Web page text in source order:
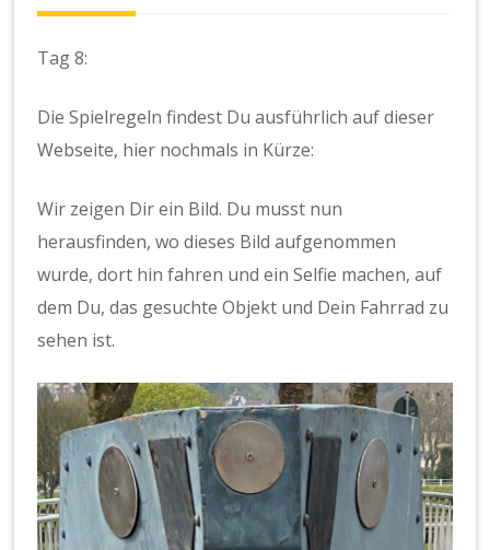
Tag 8:
Die Spielregeln findest Du ausführlich auf dieser
Webseite, hier nochmals in Kürze:
Wir zeigen Dir ein Bild. Du musst nun
herausfinden, wo dieses Bild aufgenommen
wurde, dort hin fahren und ein Selfie machen, auf
dem Du, das gesuchte Objekt und Dein Fahrrad zu
sehen ist.